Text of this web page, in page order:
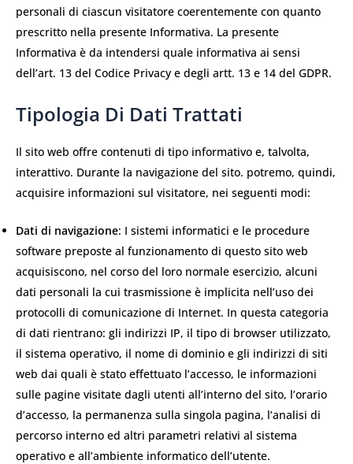
personali di ciascun visitatore coerentemente con quanto
prescritto nella presente Informativa. La presente
Informativa è da intendersi quale informativa ai sensi
dell’art. 13 del Codice Privacy e degli artt. 13 e 14 del GDPR.
Tipologia Di Dati Trattati
Il sito web offre contenuti di tipo informativo e, talvolta,
interattivo. Durante la navigazione del sito. potremo, quindi,
acquisire informazioni sul visitatore, nei seguenti modi:
Dati di navigazione: I sistemi informatici e le procedure
software preposte al funzionamento di questo sito web
acquisiscono, nel corso del loro normale esercizio, alcuni
dati personali la cui trasmissione è implicita nell’uso dei
protocolli di comunicazione di Internet. In questa categoria
di dati rientrano: gli indirizzi IP, il tipo di browser utilizzato,
il sistema operativo, il nome di dominio e gli indirizzi di siti
web dai quali è stato effettuato l’accesso, le informazioni
sulle pagine visitate dagli utenti all’interno del sito, l’orario
d’accesso, la permanenza sulla singola pagina, l’analisi di
percorso interno ed altri parametri relativi al sistema
operativo e all’ambiente informatico dell’utente.